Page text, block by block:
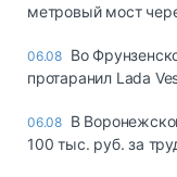
метровый мост
06.08 Во
протаранил Lada
06.08 В
100 тыс. руб. за